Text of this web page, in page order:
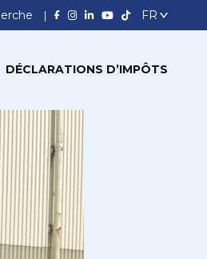
DÉCLARATIONS D’IMPÔTS